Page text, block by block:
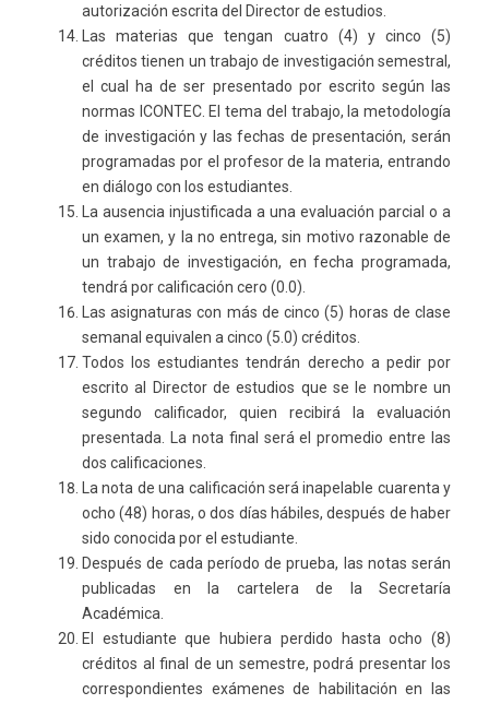
autorización escrita del Director de estudios.
Las materias que tengan cuatro (4) y cinco (5)
créditos tienen un trabajo de investigación semestral,
el cual ha de ser presentado por escrito según las
normas ICONTEC. El tema del trabajo, la metodología
de investigación y las fechas de presentación, serán
programadas por el profesor de la materia, entrando
en diálogo con los estudiantes.
La ausencia injustificada a una evaluación parcial o a
un examen, y la no entrega, sin motivo razonable de
un trabajo de investigación, en fecha programada,
tendrá por calificación cero (0.0).
Las asignaturas con más de cinco (5) horas de clase
semanal equivalen a cinco (5.0) créditos.
Todos los estudiantes tendrán derecho a pedir por
escrito al Director de estudios que se le nombre un
segundo calificador, quien recibirá la evaluación
presentada. La nota final será el promedio entre las
dos calificaciones.
La nota de una calificación será inapelable cuarenta y
ocho (48) horas, o dos días hábiles, después de haber
sido conocida por el estudiante.
Después de cada período de prueba, las notas serán
publicadas en la cartelera de la Secretaría
Académica.
El estudiante que hubiera perdido hasta ocho (8)
créditos al final de un semestre, podrá presentar los
correspondientes exámenes de habilitación en las